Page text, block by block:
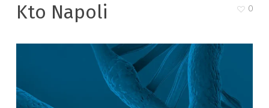
Kto Napoli 0